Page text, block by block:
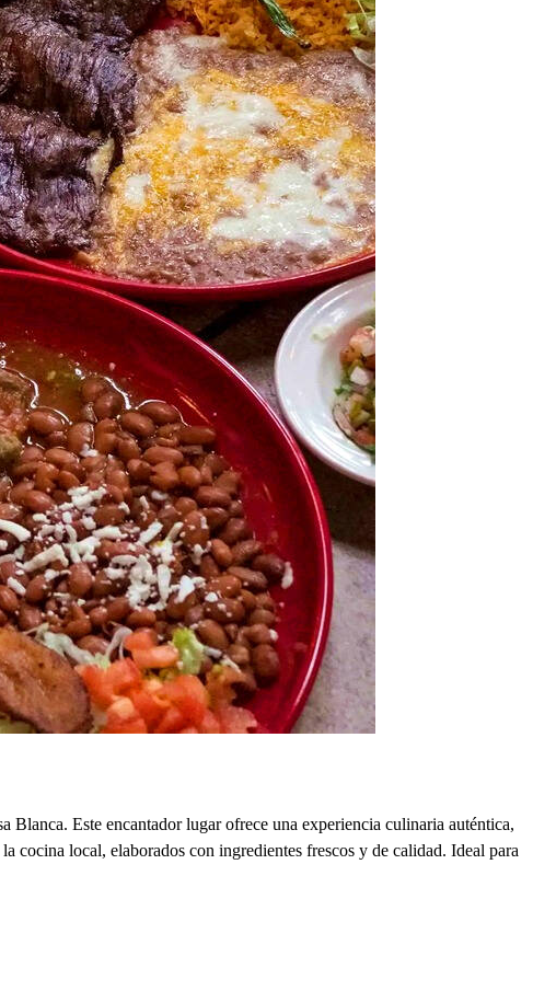
Este encantador lugar ofrece una experiencia culinaria auténtica,
cocina local, elaborados con ingredientes frescos y de calidad. Ideal para